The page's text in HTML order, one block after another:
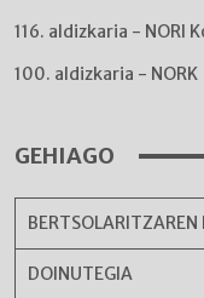
116. aldizkaria - NORI
100. aldizkaria - NORK
GEHIAGO
DOINUTEGIA